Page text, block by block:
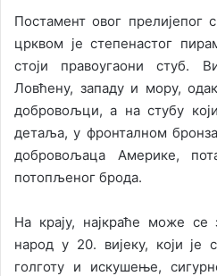
Постамент овог
црквом је степенастог
стоји правоугаони стуб.
Ловћену, западу и мору,
добровољци, а на стубу
детаља, у фронталном
добровољаца Америке,
потопљеног брода.
На крају, најкраће може се
народ у 20. вијеку, који је
голготу и искушење,